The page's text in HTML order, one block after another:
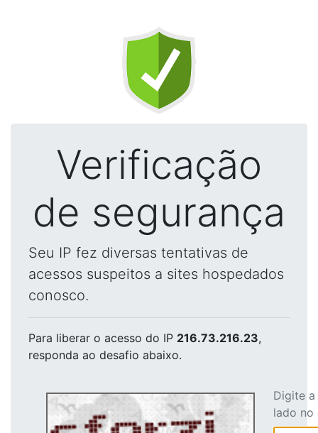
Verificação
de segurança
Seu IP fez diversas tentativas de
acessos suspeitos a sites hospedados
conosco.
Para liberar o acesso do IP 216.73.216.23,
responda ao desafio abaixo.
Digite
lado no